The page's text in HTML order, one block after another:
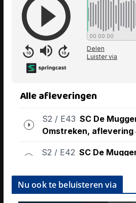
Nu ook te beluisteren via